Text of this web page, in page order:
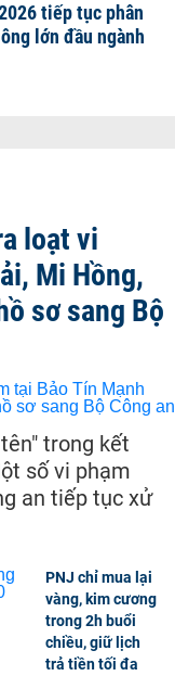
tiếp tục phân
lớn đầu ngành
loạt vi
Mi Hồng,
sơ sang Bộ
trong kết
số vi phạm
an tiếp tục xử
PNJ chỉ mua lại
vàng, kim cương
trong 2h buổi
chiều, giữ lịch
trả tiền tối đa